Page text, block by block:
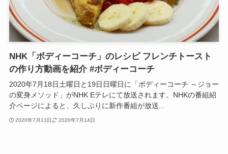
NHK「ボディーコーチ」のレシピ フレンチトースト
の作り方動画を紹介 #ボディーコーチ
2020年7月18日土曜日と19日日曜日に「ボディーコーチ ～ジョー
の変身メソッド」がNHK Eテレにて放送されます。NHKの番組紹
介ページによると、久しぶりに新作番組が放送...
2020年7月13日 2020年7月14日